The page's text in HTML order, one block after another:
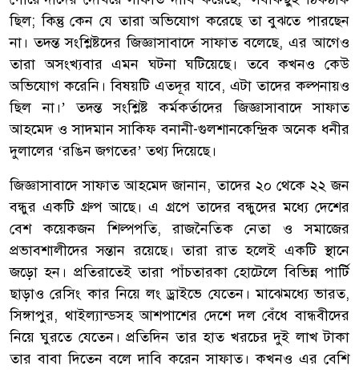
ছিল; কিন্তু কেন যে তারা অভিযোগ করেছে তা বুঝতে পারছেন
না। তদন্ত সংশ্লিষ্টদের জিজ্ঞাসাবাদে সাফাত বলেছে, এর আগেও
তারা অসংখ্যবার এমন ঘটনা ঘটিয়েছে। তবে কখনও কেউ
অভিযোগ করেনি। বিষয়টি এতদূর যাবে, এটা তাদের কল্পনায়ও
ছিল না।’ তদন্ত সংশ্লিষ্ট কর্মকর্তাদের জিজ্ঞাসাবাদে সাফাত
আহমেদ ও সাদমান সাকিফ বনানী-গুলশানকেন্দ্রিক অনেক ধনীর
দুলালের ‘রঙিন জগতের’ তথ্য দিয়েছে।
জিজ্ঞাসাবাদে সাফাত আহমেদ জানান, তাদের ২০ থেকে ২২ জন
বন্ধুর একটি গ্রুপ আছে। এ গ্রপে তাদের বন্ধুদের মধ্যে দেশের
বেশ কয়েকজন শিল্পপতি, রাজনৈতিক নেতা ও সমাজের
প্রভাবশালীদের সন্তান রয়েছে। তারা রাত হলেই একটি স্থানে
জড়ো হন। প্রতিরাতেই তারা পাঁচতারকা হোটেলে বিভিন্ন পার্টি
ছাড়াও রেসিং কার নিয়ে লং ড্রাইভে যেতেন। মাঝেমধ্যে ভারত,
সিঙ্গাপুর, থাইল্যান্ডসহ আশপাশের দেশে দল বেঁধে বান্ধবীদের
নিয়ে ঘুরতে যেতেন। প্রতিদিন তার হাত খরচের দুই লাখ টাকা
তার বাবা দিতেন বলে দাবি করেন সাফাত। কখনও এর বেশি